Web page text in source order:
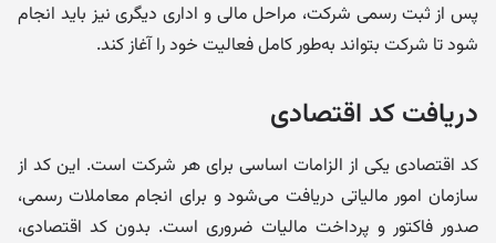
پس از ثبت رسمی شرکت، مراحل مالی و اداری دیگری نیز باید انجام
شود تا شرکت بتواند به‌طور کامل فعالیت خود را آغاز کند.
دریافت کد اقتصادی
کد اقتصادی یکی از الزامات اساسی برای هر شرکت است. این کد از
سازمان امور مالیاتی دریافت می‌شود و برای انجام معاملات رسمی،
صدور فاکتور و پرداخت مالیات ضروری است. بدون کد اقتصادی،